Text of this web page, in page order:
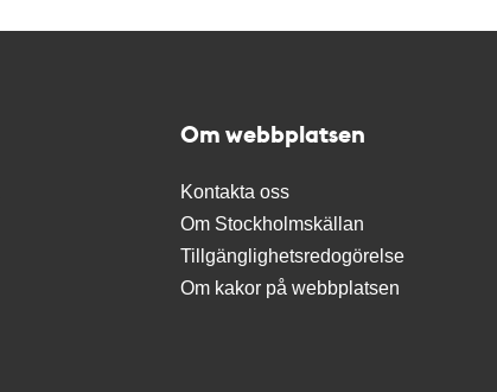
Om webbplatsen
Kontakta oss
Om Stockholmskällan
Tillgänglighetsredogörelse
Om kakor på webbplatsen